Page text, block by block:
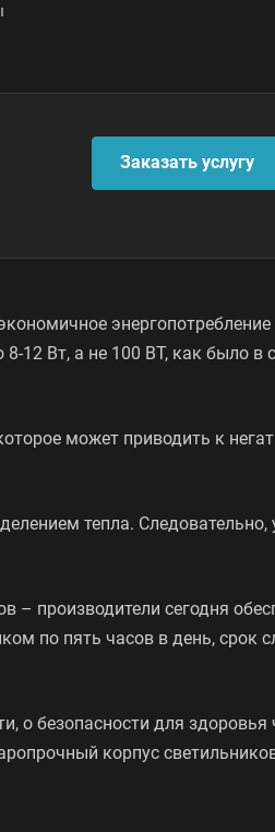
Заказать услугу
12 Вт, а не 100 ВТ, как было в
может приводить к
тепла. Следовательно,
– производители сегодня
по пять часов в день, срок
о безопасности для здоровья
корпус